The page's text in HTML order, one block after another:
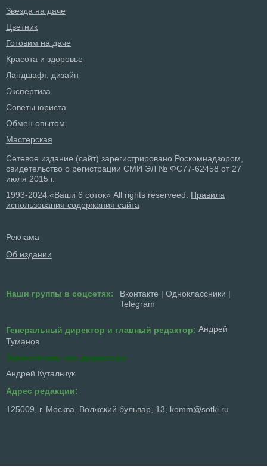
Звезда на даче
Цветник
Готовим на даче
Красота и здоровье
Ландшафт, дизайн
Экспертиза
Советы юриста
Обмен опытом
Мастерская
Сетевое издание (сайт) зарегистрировано Роскомнадзором,
свидетельство о регистрации СМИ ЭЛ № ФС77-62458 от 27
июля 2015 г.
1993-2024 «Ваши 6 соток» All rights reserveed. Правила
использования содержания сайта
Реклама
Об издании
Наши группы в соцсетях: Вконтакте | Одноклассники |
Telegram
Генеральный директор и главный редактор: Андрей
Туманов
Заместитель ген. директора
Андрей Кутальчук
Адрес редакции:
125009, г. Москва, Волжский бульвар, 13, komm@sotki.ru